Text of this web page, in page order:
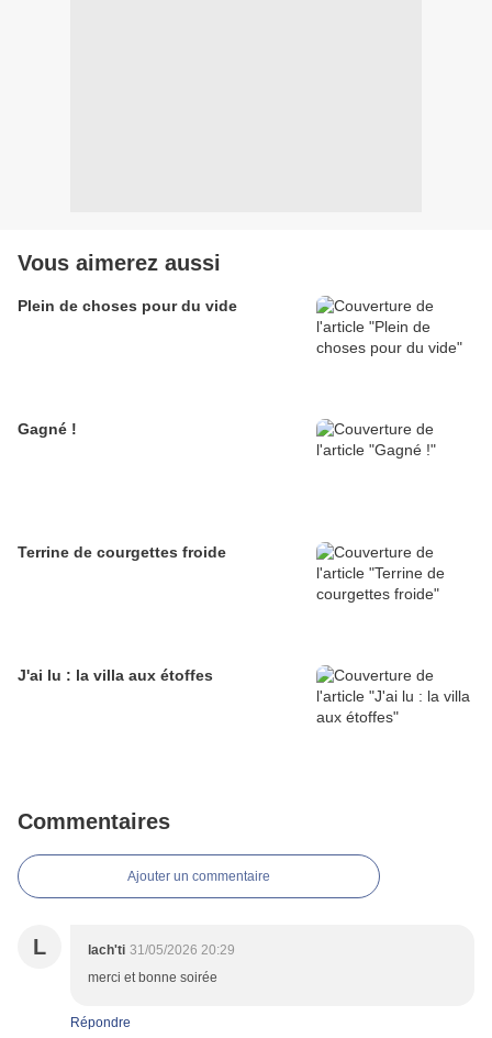
Vous aimerez aussi
Plein de choses pour du vide
Gagné !
Terrine de courgettes froide
J'ai lu : la villa aux étoffes
Commentaires
Ajouter un commentaire
L lach'ti 31/05/2026 20:29
merci et bonne soirée
Répondre